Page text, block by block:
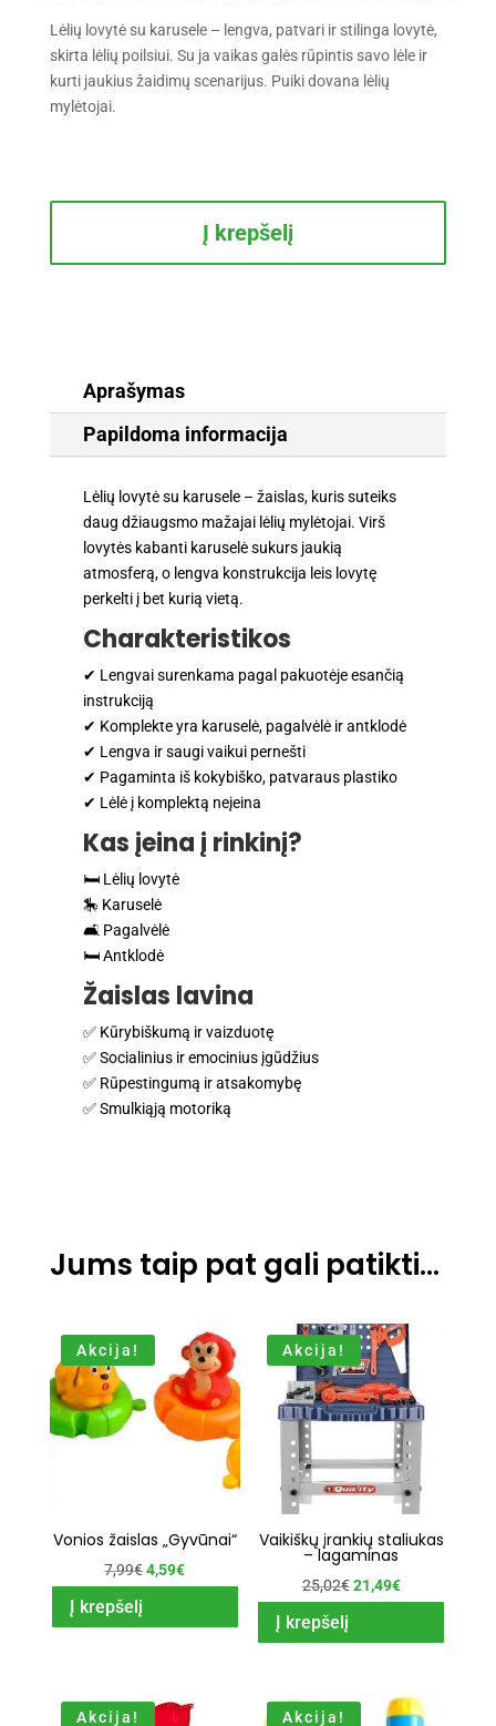
Lėlių lovytė su karusele – lengva, patvari ir stilinga lovytė,
skirta lėlių poilsiui. Su ja vaikas galės rūpintis savo lėle ir
kurti jaukius žaidimų scenarijus. Puiki dovana lėlių
mylėtojai.
kiekis:
Į krepšelį
Aprašymas
Papildoma informacija
Lėlių lovytė su karusele – žaislas, kuris suteiks
daug džiaugsmo mažajai lėlių mylėtojai. Virš
lovytės kabanti karuselė sukurs jaukią
atmosferą, o lengva konstrukcija leis lovytę
perkelti į bet kurią vietą.
Charakteristikos
✔ Lengvai surenkama pagal pakuotėje esančią
instrukciją
✔ Komplekte yra karuselė, pagalvėlė ir antklodė
✔ Lengva ir saugi vaikui pernešti
✔ Pagaminta iš kokybiško, patvaraus plastiko
✔ Lėlė į komplektą neįeina
Kas įeina į rinkinį?
🛏 Lėlių lovytė
🎠 Karuselė
🛋 Pagalvėlė
🛏 Antklodė
Žaislas lavina
✅ Kūrybiškumą ir vaizduotę
✅ Socialinius ir emocinius įgūdžius
✅ Rūpestingumą ir atsakomybę
✅ Smulkiąją motoriką
Jums taip pat gali patikti…
Akcija!
Vonios žaislas „Gyvūnai“
7,99€Original
was:
4,59€Current
is:
Į krepšelį
Akcija!
Vaikiškų įrankių staliukas
– lagaminas
25,02€ Original
was:
21,49€Current
is:
Į krepšelį
Akcija! Akcija!